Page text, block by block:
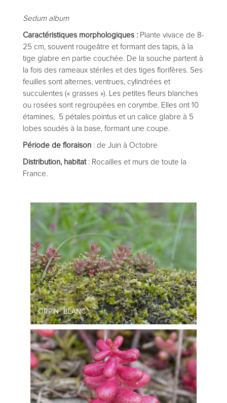
Sedum album
Caractéristiques morphologiques : Plante vivace de 8-
25 cm, souvent rougeâtre et formant des tapis, à la
tige glabre en partie couchée. De la souche partent à
la fois des rameaux stériles et des tiges florifères. Ses
feuilles sont alternes, ventrues, cylindrées et
succulentes (« grasses »). Les petites fleurs blanches
ou rosées sont regroupées en corymbe. Elles ont 10
étamines, 5 pétales pointus et un calice glabre à 5
lobes soudés à la base, formant une coupe.
Période de floraison: de Juin à Octobre
Distribution, habitat : Rocailles et murs de toute la
France.
ORPIN BLANC